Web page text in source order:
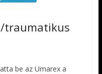
traumatikus
be az Umarex a